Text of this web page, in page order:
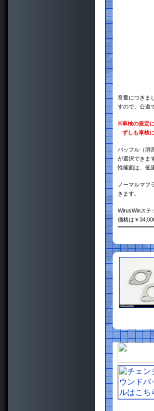
音量につきま
すので、公道
※車検の規定
ずしも車検
バッフル（消
が選択できま
性能面は、低
ノーマルマフ
きます。
WirusWinステ
価格は￥